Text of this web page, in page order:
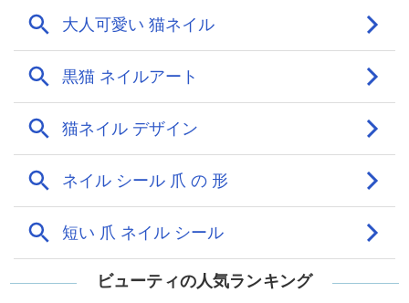
ビューティの人気ランキング